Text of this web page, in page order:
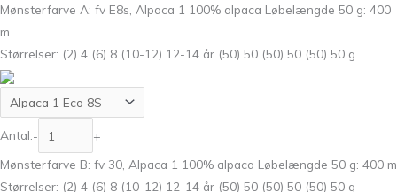
Mønsterfarve A: fv E8s, Alpaca 1 100% alpaca Løbelængde 50 g: 400
m
Størrelser: (2) 4 (6) 8 (10-12) 12-14 år (50) 50 (50) 50 (50) 50 g
Antal:-
+
Mønsterfarve B: fv 30, Alpaca 1 100% alpaca Løbelængde 50 g: 400 m
Størrelser: (2) 4 (6) 8 (10-12) 12-14 år (50) 50 (50) 50 (50) 50 g